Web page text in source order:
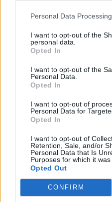
Personal Data
I want to opt-out of the
personal data.
Opted In
I want to opt-out of the
Personal Data.
Opted In
I want to opt-out of
Personal Data for
Opted In
I want to opt-out of
Retention, Sale, and/or
Personal Data that Is
Purposes for which it was
Opted Out
CONFIRM
elkezdte működését a Mike és
a Portobello aukciósház
oldalunkon bonyolítjuk
GALÉRIA TOVÁBBI